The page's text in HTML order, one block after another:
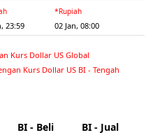
23:59
*Rupiah
02 Jan, 08:00
Kurs Dollar US Global
Kurs Dollar US BI - Tengah
BI - Beli
BI - Jual